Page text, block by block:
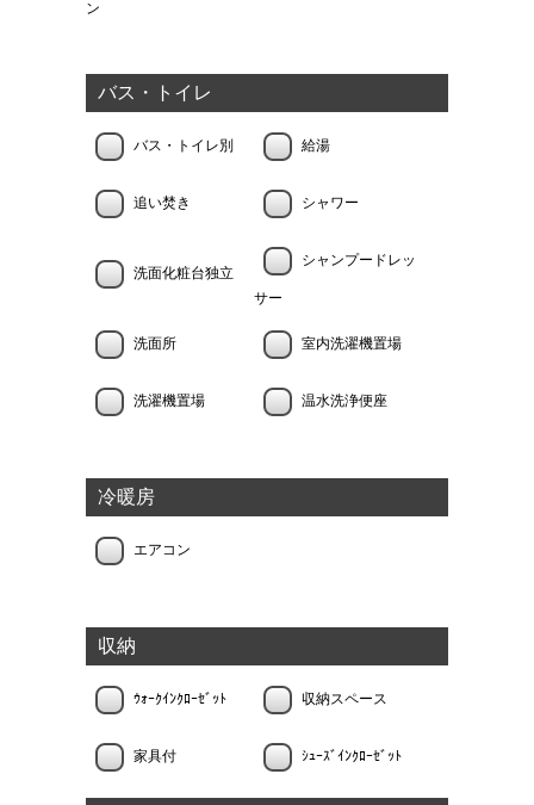
ン
バス・トイレ
バス・トイレ別 給湯
追い焚き シャワー
洗面化粧台独立
シャンプードレッ
サー
洗面所 室内洗濯機置場
洗濯機置場 温水洗浄便座
冷暖房
エアコン
収納
ｳｫｰｸｲﾝｸﾛｰｾﾞｯﾄ 収納スペース
家具付 ｼｭｰｽﾞｲﾝｸﾛｰｾﾞｯﾄ